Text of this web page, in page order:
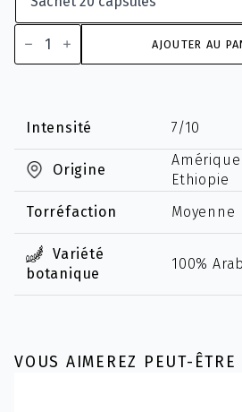
quantité
de
Bio
AJOUTER AU
Intensité 7/10
Origine
Ethiopie
Torréfaction
Moyenne
Variété
botanique
100%
VOUS AIMEREZ PEUT-